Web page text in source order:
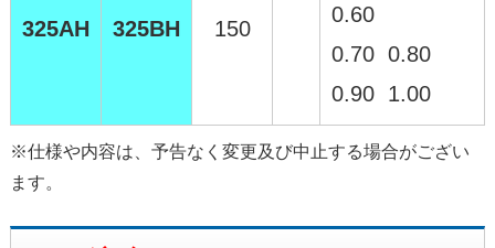
0.60
0.70 0.80
0.90 1.00
325AH 325BH 150
※仕様や内容は、予告なく変更及び中止する場合がござい
ます。